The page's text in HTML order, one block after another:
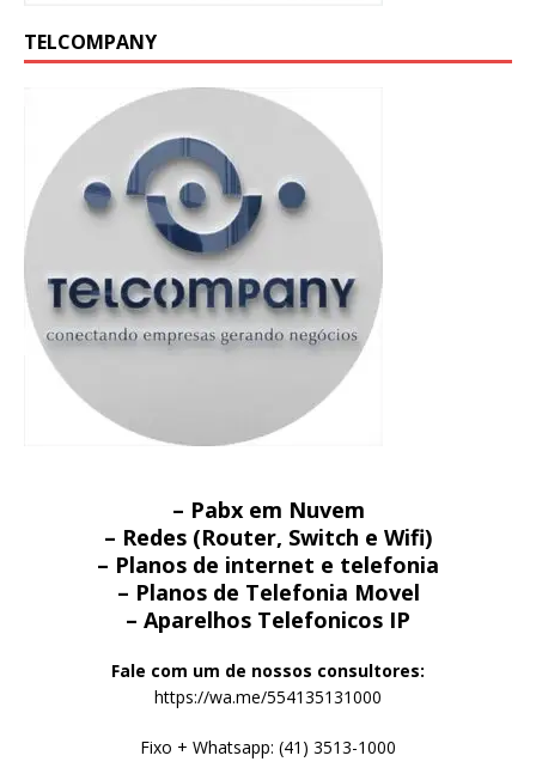
TELCOMPANY
– Pabx em Nuvem
– Redes (Router, Switch e Wifi)
– Planos de internet e telefonia
– Planos de Telefonia Movel
– Aparelhos Telefonicos IP
Fale com um de nossos consultores:
https://wa.me/554135131000
Fixo + Whatsapp: (41) 3513-1000